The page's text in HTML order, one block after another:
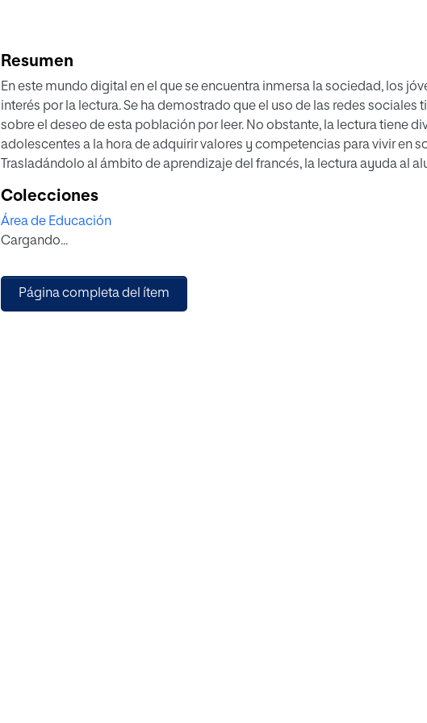
Resumen
En este mundo digital en el que se encuentra inmersa la sociedad, los
interés por la lectura. Se ha demostrado que el uso de las redes sociales
sobre el deseo de esta población por leer. No obstante, la lectura tiene
adolescentes a la hora de adquirir valores y competencias para vivir en
Trasladándolo al ámbito de aprendizaje del francés, la lectura ayuda al
Partiendo de esas premisas, este trabajo diseña una propuesta de
lectura para la mejora de la comprensión escrita en 1º de Bachillerato a
en proyectos (ABP). Para ello, se ha llevado a cabo una investigación
Colecciones
Área de Educación
Cargando...
Página completa del ítem